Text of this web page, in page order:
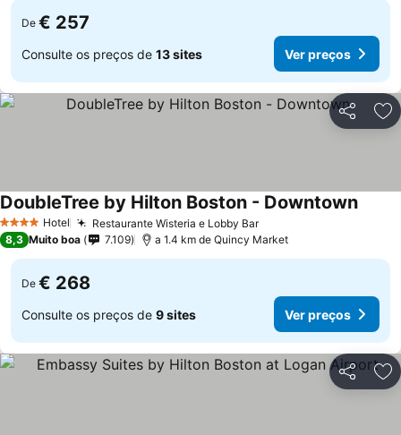
De € 257
Consulte os preços de 13 sites Ver preços
Partilhar
4 EstrelasHotel Restaurante Wisteria e Lobby Bar
DoubleTree by Hilton Boston - Downtown
8,3 Muito boa 7.109 a 1.4 km de Quincy Market
De € 268
Consulte os preços de 9 sites Ver preços
Partilhar